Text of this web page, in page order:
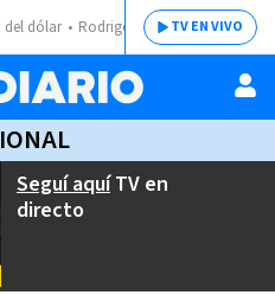
del dólar Rodrigo ChavesTV EN VIVO
Seguí aquíTV en
directo